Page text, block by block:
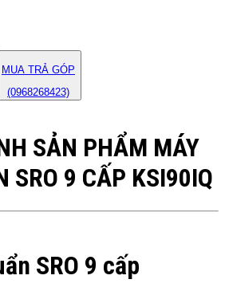
MUA TRẢ GÓP
(0968268423)
SẢN PHẨM MÁY
SRO 9 CẤP KSI90IQ
SRO 9 cấp